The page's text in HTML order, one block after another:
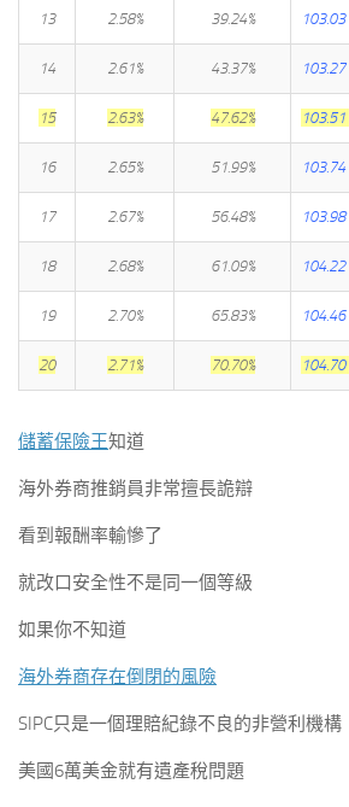
13 2.58% 39.24% 103.03
14 2.61% 43.37% 103.27
15 2.63% 47.62% 103.51
16 2.65% 51.99% 103.74
17 2.67% 56.48% 103.98
18 2.68% 61.09% 104.22
19 2.70% 65.83% 104.46
20 2.71% 70.70% 104.70
儲蓄保險王知道
海外券商推銷員非常擅長詭辯
看到報酬率輸慘了
就改口安全性不是同一個等級
如果你不知道
海外券商存在倒閉的風險
SIPC只是一個理賠紀錄不良的非營利機構
美國6萬美金就有遺產稅問題